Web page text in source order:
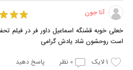
آنا جون
خعلی خوبه قشنگه اسماعیل داور فر در فیلم
است روحشون شاد یادش گرامی
1لایک 0 نظر پاسخ دهید